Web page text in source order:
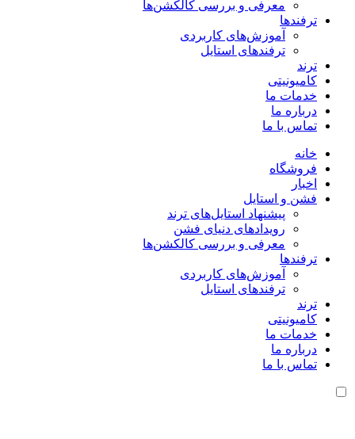
معرفی و بررسی کالکشن‌ها
ترفندها
آموزش‌های کاربردی
ترفندهای استایل
ترند
کامیونیتی
خدمات ما
درباره ما
تماس با ما
خانه
فروشگاه
اخبار
فشن و استایل
پیشنهاد استایل‌های ترند
رویدادهای دنیای فشن
معرفی و بررسی کالکشن‌ها
ترفندها
آموزش‌های کاربردی
ترفندهای استایل
ترند
کامیونیتی
خدمات ما
درباره ما
تماس با ما